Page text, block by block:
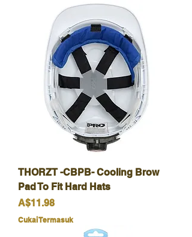
THORZT -CBPB- Cooling Brow
Pad To Fit Hard Hats
Harga
A$11.98
Cukai Termasuk